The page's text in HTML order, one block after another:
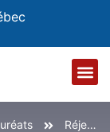
Réjean Ducharme